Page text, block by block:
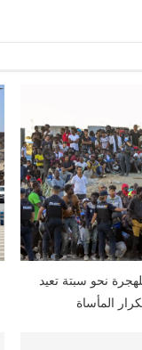
نحو سبتة تعيد
المأساة